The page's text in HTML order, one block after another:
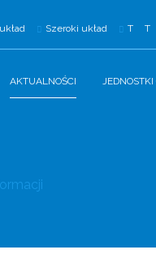
Szeroki układ T T
AKTUALNOŚCI